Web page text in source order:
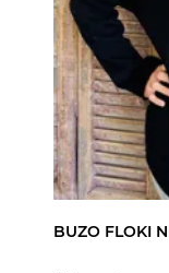
BUZO FLOKI